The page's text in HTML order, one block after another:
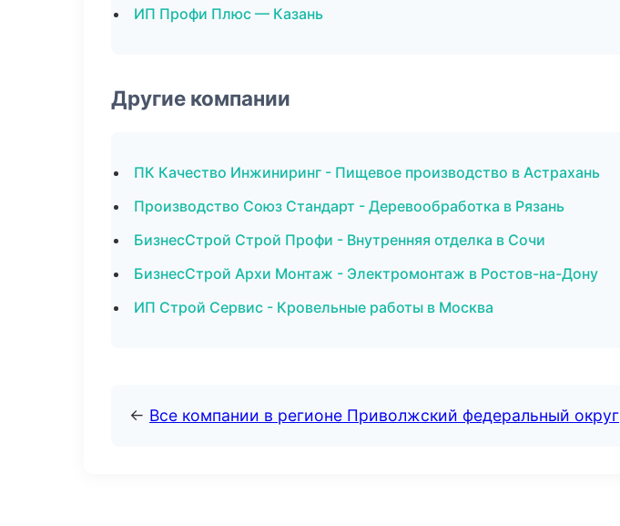
ИП Профи Плюс — Казань
Другие компании
ПК Качество Инжиниринг - Пищевое производство в Астрахань
Производство Союз Стандарт - Деревообработка в Рязань
БизнесСтрой Строй Профи - Внутренняя отделка в Сочи
БизнесСтрой Архи Монтаж - Электромонтаж в Ростов-на-Дону
ИП Строй Сервис - Кровельные работы в Москва
← Все компании в регионе Приволжский федеральный округ